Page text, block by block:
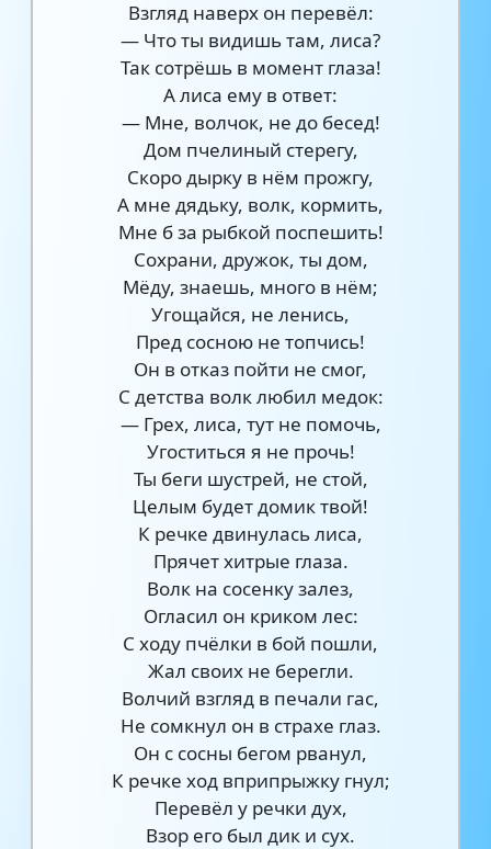
Взгляд наверх он перевёл:
— Что ты видишь там, лиса?
Так сотрёшь в момент глаза!
А лиса ему в ответ:
— Мне, волчок, не до бесед!
Дом пчелиный стерегу,
Скоро дырку в нём прожгу,
А мне дядьку, волк, кормить,
Мне б за рыбкой поспешить!
Сохрани, дружок, ты дом,
Мёду, знаешь, много в нём;
Угощайся, не ленись,
Пред сосною не топчись!
Он в отказ пойти не смог,
С детства волк любил медок:
— Грех, лиса, тут не помочь,
Угоститься я не прочь!
Ты беги шустрей, не стой,
Целым будет домик твой!
К речке двинулась лиса,
Прячет хитрые глаза.
Волк на сосенку залез,
Огласил он криком лес:
С ходу пчёлки в бой пошли,
Жал своих не берегли.
Волчий взгляд в печали гас,
Не сомкнул он в страхе глаз.
Он с сосны бегом рванул,
К речке ход вприпрыжку гнул;
Перевёл у речки дух,
Взор его был дик и сух.